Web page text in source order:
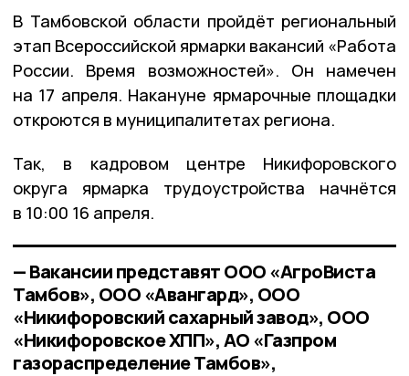
В Тамбовской области пройдёт региональный
этап Всероссийской ярмарки вакансий «Работа
России. Время возможностей». Он намечен
на 17 апреля. Накануне ярмарочные площадки
откроются в муниципалитетах региона.
Так, в кадровом центре Никифоровского
округа ярмарка трудоустройства начнётся
в 10:00 16 апреля.
— Вакансии представят ООО «АгроВиста
Тамбов», ООО «Авангард», ООО
«Никифоровский сахарный завод», ООО
«Никифоровское ХПП», АО «Газпром
газораспределение Тамбов»,